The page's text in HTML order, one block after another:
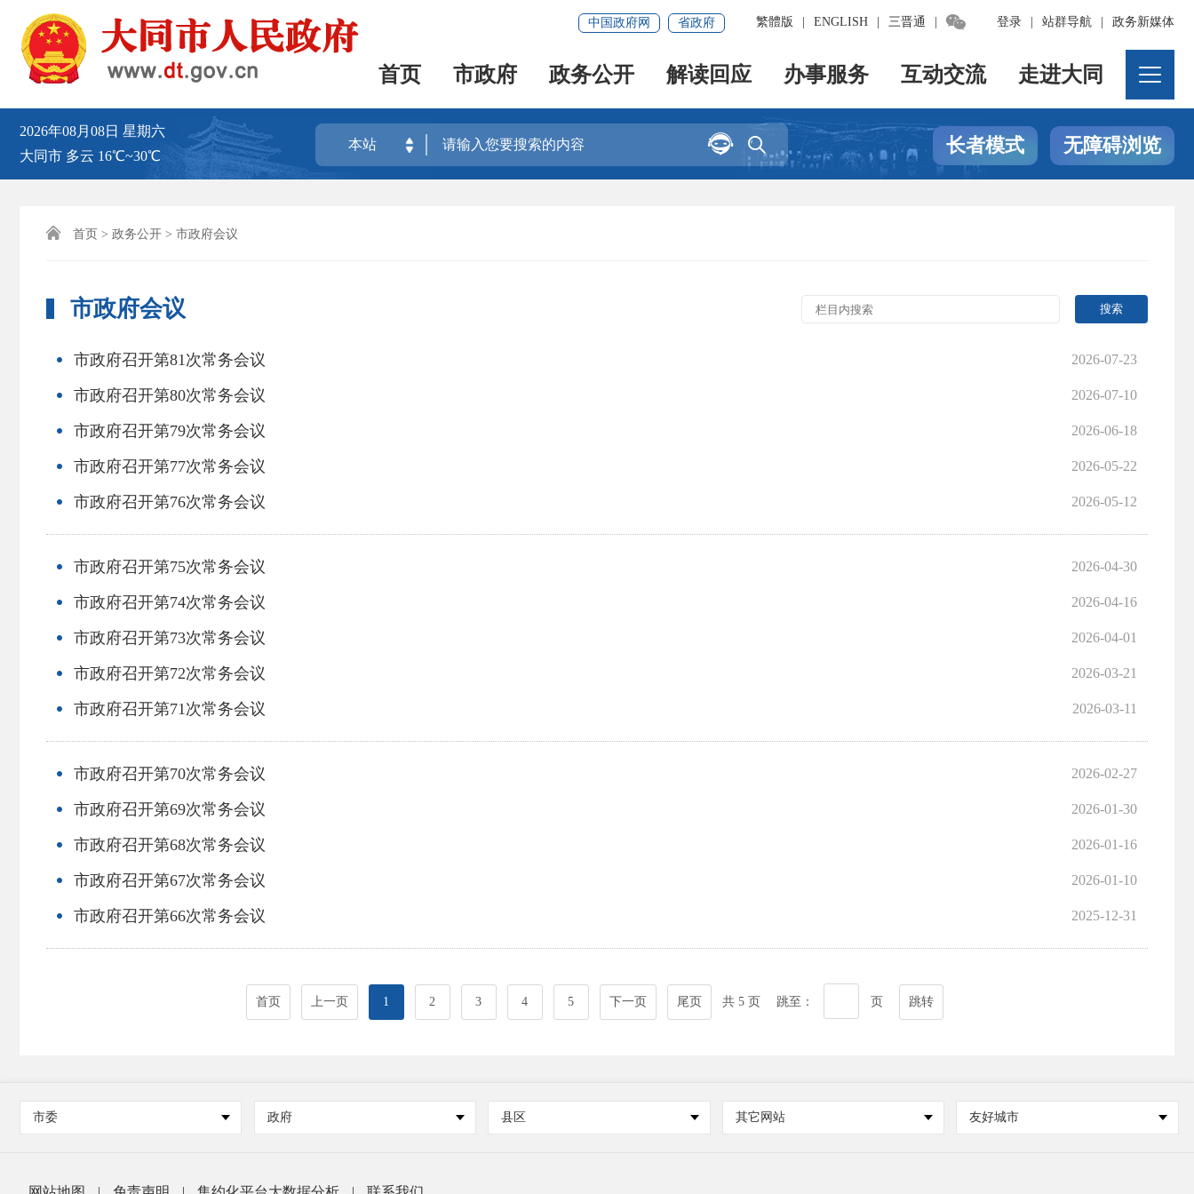
登录 站群导航 政务新媒体
繁體版 ENGLISH 三晋通 
中国政府网 省政府
首页 市政府 政务公开 解读回应 办事服务 互动交流 走进大同
2026年08月08日 星期六
大同市 多云 16℃~30℃
本站 
 长者模式 无障碍浏览
 首页 > 政务公开 > 市政府会议
市政府会议
市政府召开第81次常务会议 2026-07-23
市政府召开第80次常务会议 2026-07-10
市政府召开第79次常务会议 2026-06-18
市政府召开第77次常务会议 2026-05-22
市政府召开第76次常务会议 2026-05-12
市政府召开第75次常务会议 2026-04-30
市政府召开第74次常务会议 2026-04-16
市政府召开第73次常务会议 2026-04-01
市政府召开第72次常务会议 2026-03-21
市政府召开第71次常务会议 2026-03-11
市政府召开第70次常务会议 2026-02-27
市政府召开第69次常务会议 2026-01-30
市政府召开第68次常务会议 2026-01-16
市政府召开第67次常务会议 2026-01-10
市政府召开第66次常务会议 2025-12-31
首页 上一页 1 2 3 4 5 下一页 尾页 共 5 页 跳至： 页 跳转
市委 政府 县区 其它网站 友好城市